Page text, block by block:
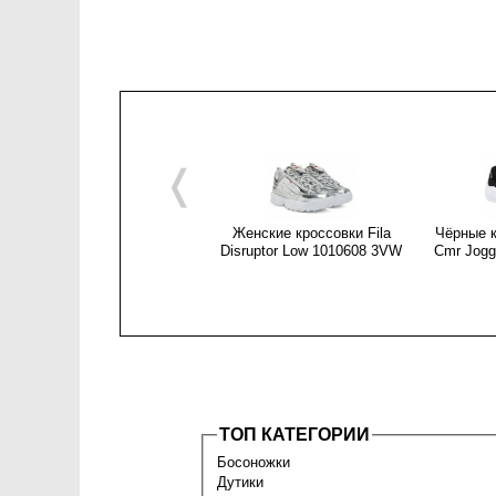
Женские кроссовки Fila
Disruptor Low 1010608 3VW
Чёрные
Cmr
❬
ТОП КАТЕГОРИИ
Босоножки
Дутики